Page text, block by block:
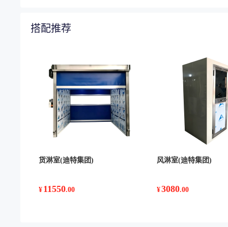
搭配推荐
货淋室(迪特集团)
¥ 11550.00
风淋室(迪特集团)
¥3080.00